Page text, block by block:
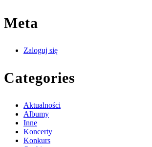
Meta
Zaloguj się
Categories
Aktualności
Albumy
Inne
Koncerty
Konkurs